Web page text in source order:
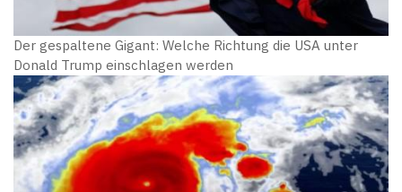
Der gespaltene Gigant: Welche Richtung die USA unter
Donald Trump einschlagen werden